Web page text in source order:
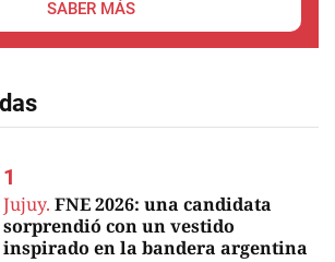
SABER MÁS
Jujuy. FNE 2026: una candidata
sorprendió con un vestido
inspirado en la bandera argentina